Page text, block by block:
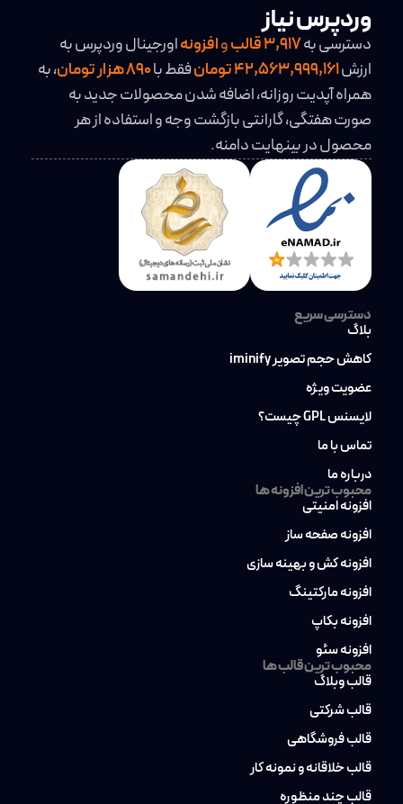
وردپرس نیاز
دسترسی به3,917قالبوافزونهاورجینال وردپرس به
ارزش42,563,999,161 تومان فقط با
، به
همراه آپدیت روزانه، اضافه شدن محصولات جدید به
صورت هفتگی، گارانتی بازگشت وجه و استفاده از هر
محصول در بینهایت دامنه.
دسترسی سریع
بلاگ
کاهش حجم تصویر iminify
عضویت ویژه
لایسنس GPL چیست؟
تماس با ما
درباره ما
محبوب ترین افزونه ها
افزونه امنیتی
افزونه صفحه ساز
افزونه کش و بهینه سازی
افزونه مارکتینگ
افزونه بکاپ
افزونه سئو
محبوب ترین قالب ها
قالب وبلاگ
قالب شرکتی
قالب فروشگاهی
قالب خلاقانه و نمونه کار
قالب چند منظوره